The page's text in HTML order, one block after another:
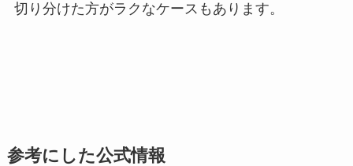
切り分けた方がラクなケースもあります。
参考にした公式情報